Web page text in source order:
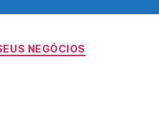
NEGÓCIOS